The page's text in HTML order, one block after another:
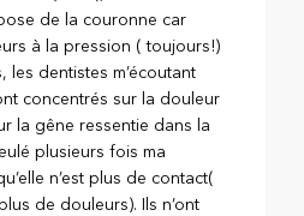
de la couronne car
à la pression ( toujours!)
les dentistes m’écoutant
concentrés sur la douleur
la gêne ressentie dans la
plusieurs fois ma
n’est plus de contact(
de douleurs). Ils n’ont